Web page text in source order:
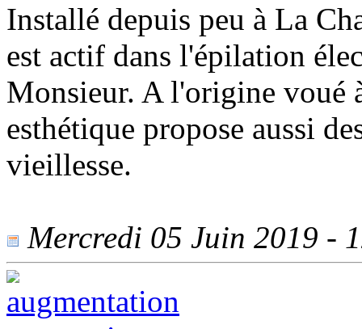
Installé depuis peu à La
est actif dans l'épilation
Monsieur. A l'origine voué
esthétique propose aussi
vieillesse.
Mercredi 05 Juin 2019 -